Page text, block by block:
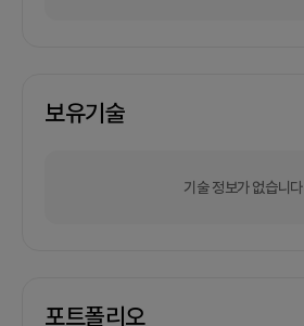
보유기술
기술 정보가 없습니다
포트폴리오